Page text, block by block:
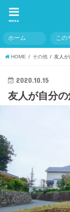
menu
ホーム この
HOME その他 友人が
2020.10.15
友人が自分